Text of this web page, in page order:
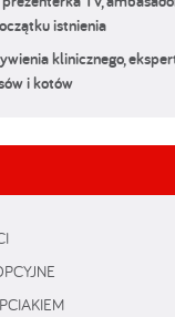
istnienia
klinicznego,
i kotów